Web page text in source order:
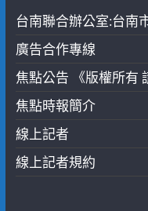
台南聯合辦公室:台南
廣告合作專線
焦點公告 《版權所有
焦點時報簡介
線上記者
線上記者規約